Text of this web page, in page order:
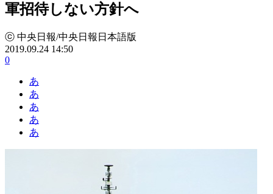
軍招待しない方針へ
ⓒ 中央日報/中央日報日本語版
2019.09.24 14:50
0
あ
あ
あ
あ
あ